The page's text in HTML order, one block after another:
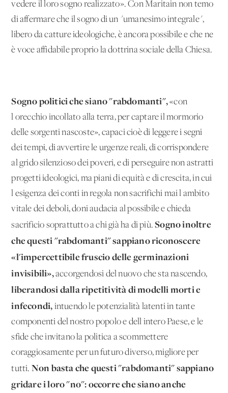
vedere il loro sogno realizzato». Con Maritain non temo
di affermare che il sogno di un "umanesimo integrale",
libero da catture ideologiche, è ancora possibile e che ne
è voce affidabile proprio la dottrina sociale della Chiesa.
Sogno politici che siano "rabdomanti",«con
l'orecchio incollato alla terra, per captare il mormorio
delle sorgenti nascoste», capaci cioè di leggere i segni
dei tempi, di avvertire le urgenze reali, di corrispondere
al grido silenzioso dei poveri, e di perseguire non astratti
progetti ideologici, ma piani di equità e di crescita, in cui
l'esigenza dei conti in regola non sacrifichi mai l'ambito
vitale dei deboli, doni audacia al possibile e chieda
sacrificio soprattutto a chi già ha di più.Sogno inoltre
che questi "rabdomanti" sappiano riconoscere
«l'impercettibile fruscio delle germinazioni
invisibili»,accorgendosi del nuovo che sta nascendo,
liberandosi dalla ripetitività di modelli morti e
infecondi, intuendo le potenzialità latenti in tante
componenti del nostro popolo e dell'intero Paese, e le
sfide che invitano la politica a scommettere
coraggiosamente per un futuro diverso, migliore per
tutti. Non basta che questi "rabdomanti" sappiano
gridare i loro "no": occorre che siano anche